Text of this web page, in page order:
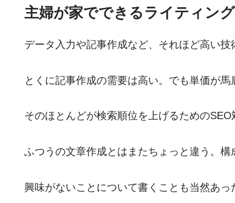
主婦が家でできるライティン
データ入力や記事作成など、それほど高い
とくに記事作成の需要は高い。でも単価が馬
そのほとんどが検索順位を上げるためのSEO
ふつうの文章作成とはまたちょっと違う。
興味がないことについて書くことも当然あっ